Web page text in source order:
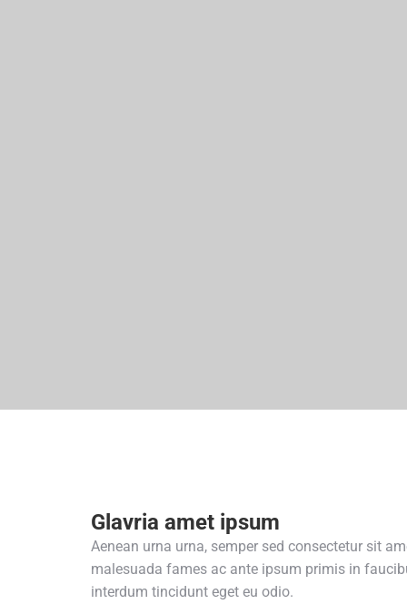
Glavria amet ipsum
Aenean urna urna, semper sed consectetur sit
malesuada fames ac ante ipsum primis in
interdum tincidunt eget eu odio.